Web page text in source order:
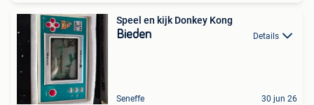
Speel en kijk Donkey Kong
Bieden Details
Seneffe 30 jun 26